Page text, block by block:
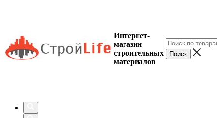
Интернет-
магазин
строительных
материалов